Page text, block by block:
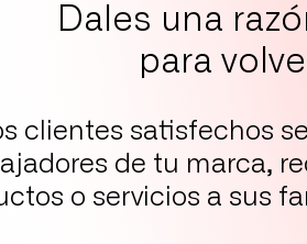
Dales una
para
clientes satisfechos
de tu marca,
o servicios a sus